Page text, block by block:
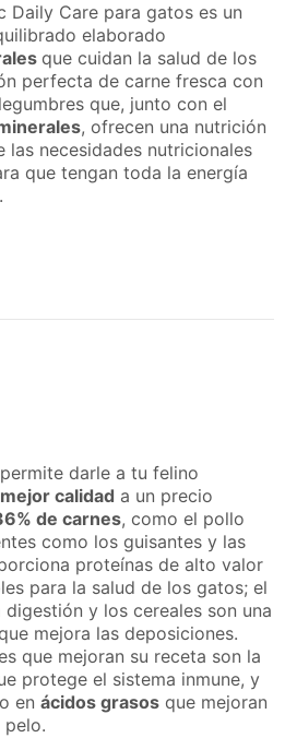
Daily Care para gatos es un
elaborado
que cuidan la salud de los
perfecta de carne fresca con
que, junto con el
, ofrecen una nutrición
las necesidades nutricionales
que tengan toda la energía
darle a tu felino
calidad a un precio
de carnes, como el pollo
como los guisantes y las
proteínas de alto valor
para la salud de los gatos; el
y los cereales son una
mejora las deposiciones.
que mejoran su receta son la
protege el sistema inmune, y
en ácidos grasosque mejoran